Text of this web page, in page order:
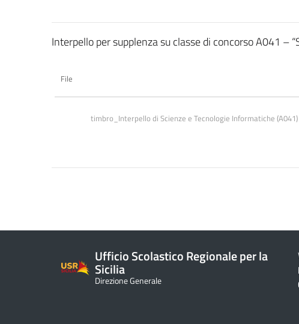
Interpello per supplenza su classe di concorso A041 –
File
timbro_Interpello di Scienze e Tecnologie Informatiche (A041)
Ufficio Scolastico Regionale per la
Sicilia
Direzione Generale